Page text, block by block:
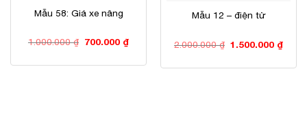
Mẫu 58: Giá xe nâng
1.000.000₫ Giá
1.000.000 ₫.
700.000 ₫Giá
là:
Mẫu 12 – điện tử
2.000.000₫ Giá
2.000.000 ₫.
1.500.000 ₫Giá
là: